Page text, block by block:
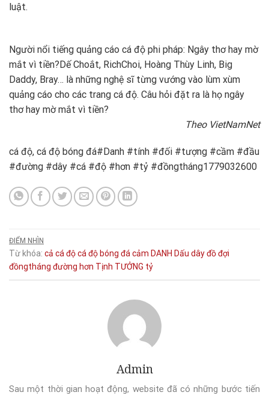
luật.
Người nổi tiếng quảng cáo cá độ phi pháp: Ngây thơ hay mờ
mắt vì tiền?Dế Choắt, RichChoi, Hoàng Thùy Linh, Big
Daddy, Bray… là những nghệ sĩ từng vướng vào lùm xùm
quảng cáo cho các trang cá độ. Câu hỏi đặt ra là họ ngây
thơ hay mờ mắt vì tiền?
Theo VietNamNet
cá độ, cá độ bóng đá#Danh #tính #đối #tượng #cầm #đầu
#đường #dây #cá #độ #hơn #tỷ #đồngtháng1779032600
ĐIỂM NHÌN
Từ khóa: cả cá độcá độ bóng đácảm DANH Dấu dâyđồđợi
đồngtháng đường hơn Tịnh TƯỞNG tỷ
Admin
Sau một thời gian hoạt động, website đã có những bước tiến